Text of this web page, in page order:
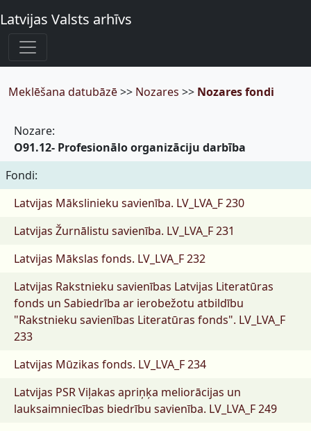
Latvijas Valsts arhīvs
Meklēšana datubāzē>> Nozares >> Nozares fondi
Nozare:
O91.12- Profesionālo organizāciju darbība
Fondi:
Latvijas Mākslinieku savienība. LV_LVA_F 230
Latvijas Žurnālistu savienība. LV_LVA_F 231
Latvijas Mākslas fonds. LV_LVA_F 232
Latvijas Rakstnieku savienības Latvijas Literatūras
fonds un Sabiedrība ar ierobežotu atbildību
"Rakstnieku savienības Literatūras fonds". LV_LVA_F
233
Latvijas Mūzikas fonds. LV_LVA_F 234
Latvijas PSR Viļakas apriņķa meliorācijas un
lauksaimniecības biedrību savienība. LV_LVA_F 249